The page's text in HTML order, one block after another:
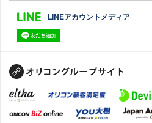
LINEアカウントメディア